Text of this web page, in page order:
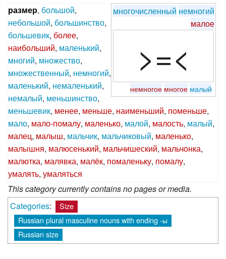
многочисленный немногий
малое
>=<
немногое многое малый
размер, большой,
небольшой, большинство,
большевик, более,
наибольший, маленький,
многий, множество,
множественный, немногий,
маленький, немаленький,
немалый, меньшинство,
меньшевик, менее, меньше, наименьший, поменьше,
мало, мало-помалу, маленько, малой, малость, малый,
малец, малыш, мальчик, мальчиковый, маленько,
малышня, малюсенький, мальчишеский, мальчонка,
малютка, малявка, малёк, помаленьку, помалу,
умалять, умаляться
This category currently contains no pages or media.
Categories:
Size
Russian plural masculine nouns with ending -ы
Russian size